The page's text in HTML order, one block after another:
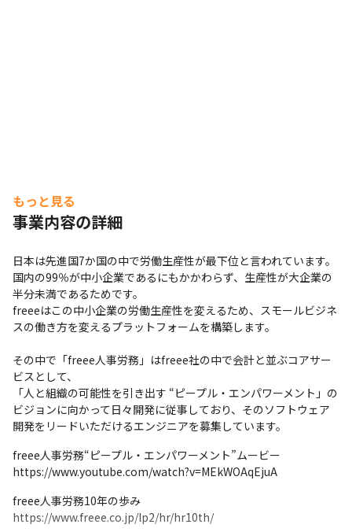
もっと見る
事業内容の詳細
日本は先進国7か国の中で労働生産性が最下位と言われています。
国内の99％が中小企業であるにもかかわらず、生産性が大企業の
半分未満であるためです。
freeeはこの中小企業の労働生産性を変えるため、スモールビジネ
スの働き方を変えるプラットフォームを構築します。
その中で「freee人事労務」はfreee社の中で会計と並ぶコアサー
ビスとして、
「人と組織の可能性を引き出す “ピープル・エンパワーメント」の
ビジョンに向かって日々開発に従事しており、そのソフトウェア
開発をリードいただけるエンジニアを募集しています。
freee人事労務“ピープル・エンパワーメント”ムービー
https://www.youtube.com/watch?v=MEkWOAqEjuA
freee人事労務10年の歩み
https://www.freee.co.jp/lp2/hr/hr10th/